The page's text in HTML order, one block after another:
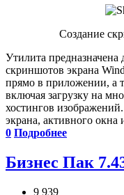
Создание
Утилита предназначена
скриншотов экрана
прямо в приложении, а
включая загрузку на
хостингов
экрана, активного окна
0 Подробнее
Бизнес Пак
9 939